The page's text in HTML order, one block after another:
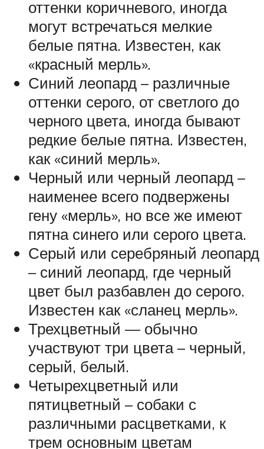
оттенки коричневого, иногда
могут встречаться мелкие
белые пятна. Известен, как
«красный мерль».
Синий леопард – различные
оттенки серого, от светлого до
черного цвета, иногда бывают
редкие белые пятна. Известен,
как «синий мерль».
Черный или черный леопард –
наименее всего подвержены
гену «мерль», но все же имеют
пятна синего или серого цвета.
Серый или серебряный леопард
– синий леопард, где черный
цвет был разбавлен до серого.
Известен как «сланец мерль».
Трехцветный — обычно
участвуют три цвета – черный,
серый, белый.
Четырехцветный или
пятицветный – собаки с
различными расцветками, к
трем основным цветам